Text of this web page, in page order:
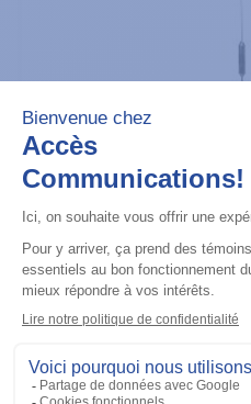
Accessoires général
UHF 3.5dB Gain
Antenna, 470-494
Ajouter à la liste